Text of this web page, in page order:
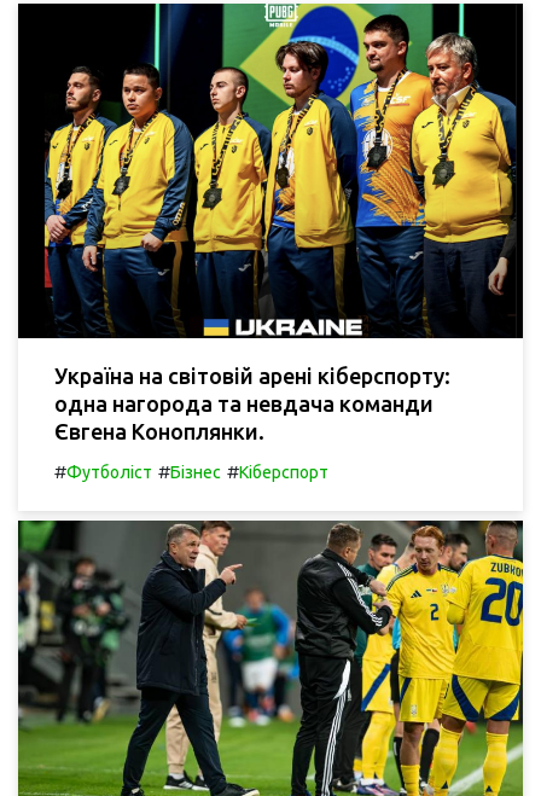
Україна на світовій арені кіберспорту:
одна нагорода та невдача команди
Євгена Коноплянки.
#Футболіст #Бізнес #Кіберспорт